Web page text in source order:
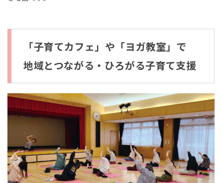
「子育てカフェ」や「ヨガ教室」で
地域とつながる・ひろがる子育て支援